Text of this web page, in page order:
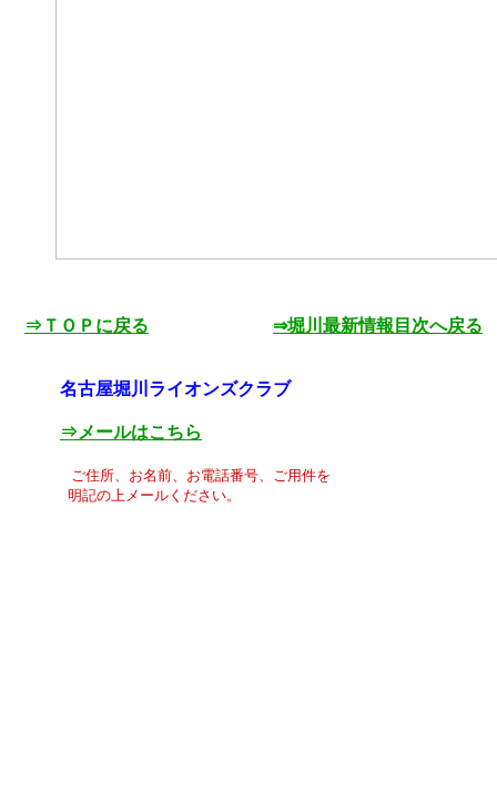
⇒ＴＯＰに戻る ⇒堀川最新情報目次へ戻る
名古屋堀川ライオンズクラブ
⇒メールはこちら
ご住所、お名前、お電話番号、ご用件を
明記の上メールください。